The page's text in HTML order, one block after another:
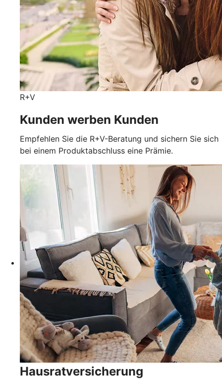
R+V
Kunden werben Kunden
Empfehlen Sie die R+V-Beratung und sichern Sie sich
bei einem Produktabschluss eine Prämie.
Hausratversicherung